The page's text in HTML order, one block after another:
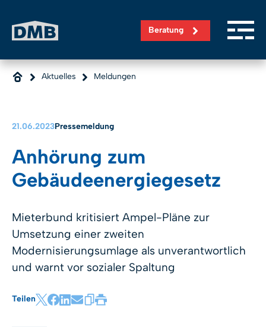
Beratung
Aktuelles Meldungen
21.06.2023Pressemeldung
Anhörung zum
Gebäudeenergiegesetz
Mieterbund kritisiert Ampel-Pläne zur
Umsetzung einer zweiten
Modernisierungsumlage als unverantwortlich
und warnt vor sozialer Spaltung
Teilen